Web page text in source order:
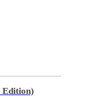
Edition)